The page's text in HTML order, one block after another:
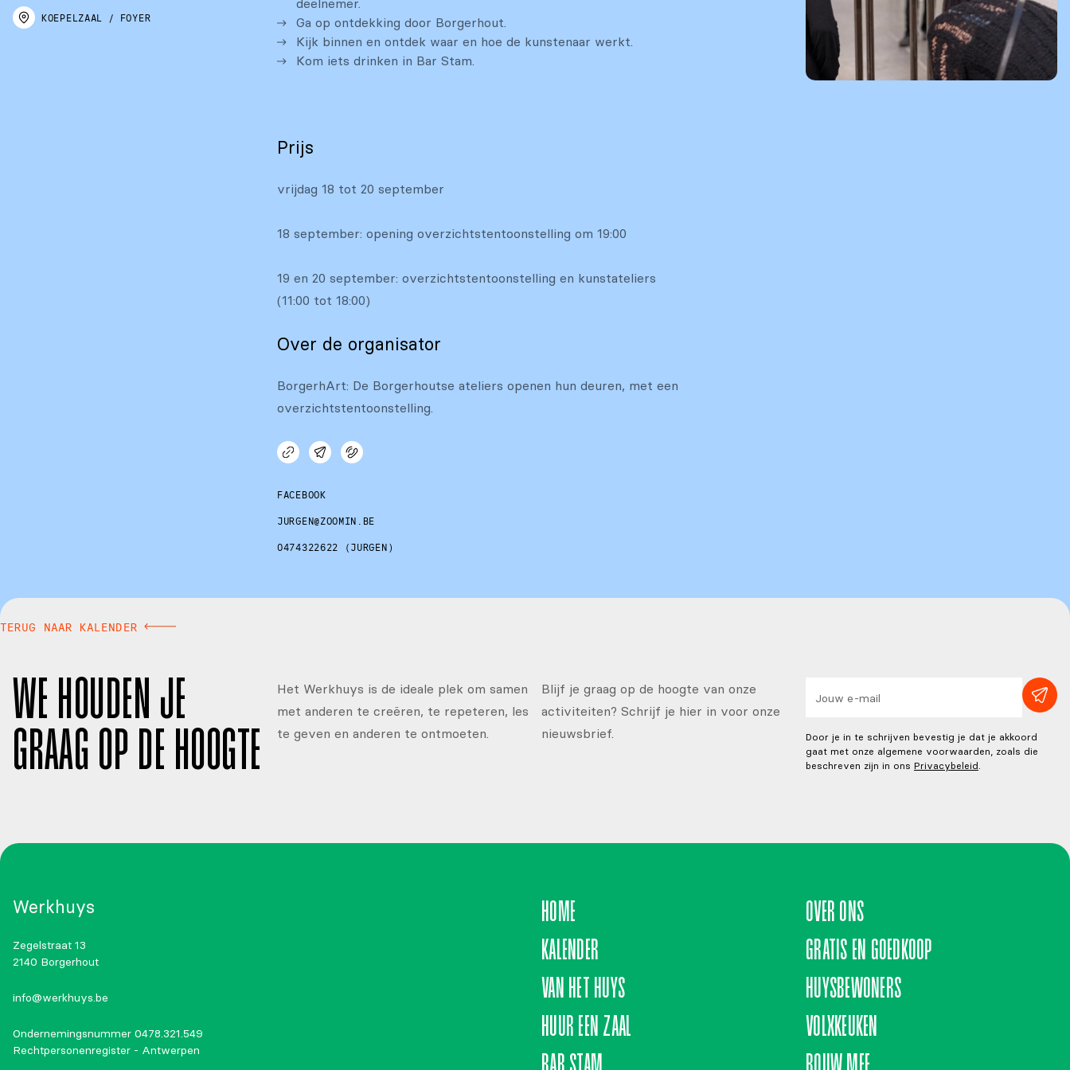
KOEPELZAAL / FOYER
deelnemer.
Ga op ontdekking door Borgerhout.
Kijk binnen en ontdek waar en hoe de kunstenaar werkt.
Kom iets drinken in Bar Stam.
Prijs
vrijdag 18 tot 20 september
18 september: opening overzichtstentoonstelling om 19:00
19 en 20 september: overzichtstentoonstelling en kunstateliers
(11:00 tot 18:00)
Over de organisator
BorgerhArt: De Borgerhoutse ateliers openen hun deuren, met een
overzichtstentoonstelling.
FACEBOOK
JURGEN@ZOOMIN.BE
0474322622 (JURGEN)
TERUG NAAR KALENDER
WE HOUDEN JE
GRAAG OP DE HOOGTE
Het Werkhuys is de ideale plek om samen
met anderen te creëren, te repeteren, les
te geven en anderen te ontmoeten.
Blijf je graag op de hoogte van onze
activiteiten? Schrijf je hier in voor onze
nieuwsbrief.
Door je in te schrijven bevestig je dat je akkoord
gaat met onze algemene voorwaarden, zoals die
beschreven zijn in ons Privacybeleid.
Werkhuys
Zegelstraat 13
2140 Borgerhout
info@werkhuys.be
Ondernemingsnummer 0478.321.549
Rechtpersonenregister - Antwerpen
HOME
KALENDER
VAN HET HUYS
HUUR EEN ZAAL
OVER ONS
GRATIS EN GOEDKOOP
HUYSBEWONERS
VOLXKEUKEN